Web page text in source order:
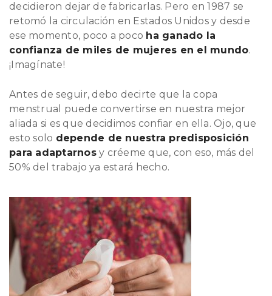
decidieron dejar de fabricarlas. Pero en 1987 se
retomó la circulación en Estados Unidos y desde
ese momento, poco a poco ha ganado la
confianza de miles de mujeres en el mundo.
¡Imagínate!
Antes de seguir, debo decirte que la copa
menstrual puede convertirse en nuestra mejor
aliada si es que decidimos confiar en ella. Ojo, que
esto solo depende de nuestra predisposición
para adaptarnosy créeme que, con eso, más del
50% del trabajo ya estará hecho.